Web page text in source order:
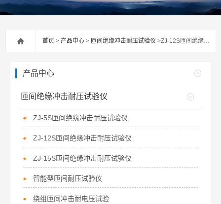
首页 >产品中心 > 匝间绝缘冲击耐压试验仪 >ZJ-12S匝间绝缘冲击耐压试验仪
产品中心
匝间绝缘冲击耐压试验仪
ZJ-5S匝间绝缘冲击耐压试验仪
ZJ-12S匝间绝缘冲击耐压试验仪
ZJ-15S匝间绝缘冲击耐压试验仪
智能型匝间耐压试验仪
绕组匝间冲击耐电压试验